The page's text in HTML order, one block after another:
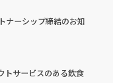
ナーシップ締結のお知
トサービスのある飲食